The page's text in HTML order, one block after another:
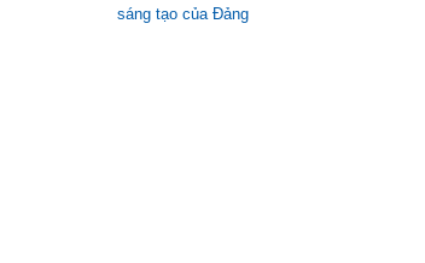
sáng tạo của Đảng